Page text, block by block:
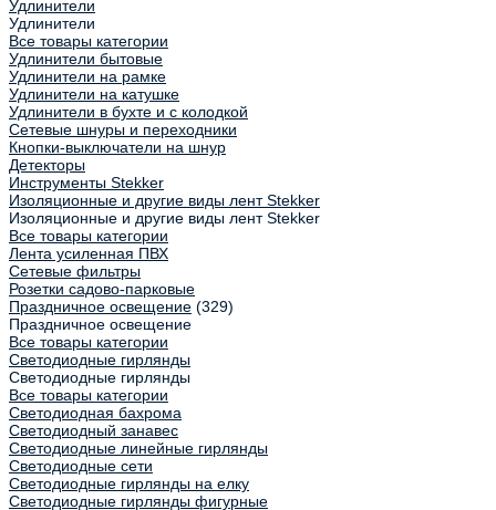
Удлинители
Удлинители
Все товары категории
Удлинители бытовые
Удлинители на рамке
Удлинители на катушке
Удлинители в бухте и с колодкой
Сетевые шнуры и переходники
Кнопки-выключатели на шнур
Детекторы
Инструменты Stekker
Изоляционные и другие виды лент Stekker
Изоляционные и другие виды лент Stekker
Все товары категории
Лента усиленная ПВХ
Сетевые фильтры
Розетки садово-парковые
Праздничное освещение (329)
Праздничное освещение
Все товары категории
Светодиодные гирлянды
Светодиодные гирлянды
Все товары категории
Светодиодная бахрома
Светодиодный занавес
Светодиодные линейные гирлянды
Светодиодные сети
Светодиодные гирлянды на елку
Светодиодные гирлянды фигурные